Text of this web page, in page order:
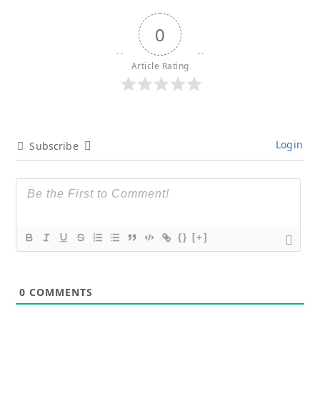
0
Article Rating
Subscribe Login
{} [+]
0 COMMENTS